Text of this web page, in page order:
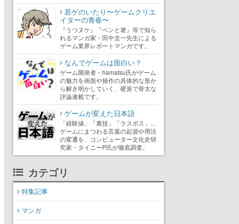
若ゲのいたり〜ゲームクリエ
イターの青春〜
『うつヌケ』『ペンと箸』等で知ら
れるマンガ家・田中圭一先生による
ゲーム業界レポートマンガです。
なんでゲームは面白い？
ゲーム開発者・hamatsu氏がゲーム
の魅力を画面や操作の具体的な形か
ら解き明かしていく、硬派で骨太な
評論連載です。
ゲームが変えた日本語
「経験値」「裏技」「ラスボス」…
ゲームにまつわる言葉の起源や用法
の変遷を、コンピューター文化史研
究家・タイニーP氏が徹底調査。
カテゴリ
特集記事
マンガ